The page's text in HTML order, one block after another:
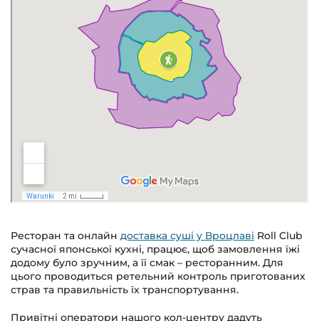
Ресторан та онлайн доставка суші у Вроцлаві Roll Club
сучасної японської кухні, працює, щоб замовлення їжі
додому було зручним, а її смак – ресторанним. Для
цього проводиться ретельний контроль приготованих
страв та правильність їх транспортування.
Привітні оператори нашого кол-центру дадуть